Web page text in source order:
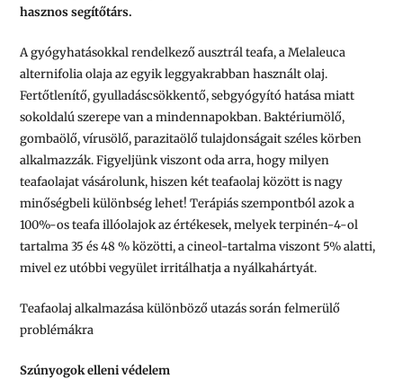
hasznos segítőtárs.
A gyógyhatásokkal rendelkező ausztrál teafa, a Melaleuca
alternifolia olaja az egyik leggyakrabban használt olaj.
Fertőtlenítő, gyulladáscsökkentő, sebgyógyító hatása miatt
sokoldalú szerepe van a mindennapokban. Baktériumölő,
gombaölő, vírusölő, parazitaölő tulajdonságait széles körben
alkalmazzák. Figyeljünk viszont oda arra, hogy milyen
teafaolajat vásárolunk, hiszen két teafaolaj között is nagy
minőségbeli különbség lehet! Terápiás szempontból azok a
100%-os teafa illóolajok az értékesek, melyek terpinén-4-ol
tartalma 35 és 48 % közötti, a cineol-tartalma viszont 5% alatti,
mivel ez utóbbi vegyület irritálhatja a nyálkahártyát.
Teafaolaj alkalmazása különböző utazás során felmerülő
problémákra
Szúnyogok elleni védelem